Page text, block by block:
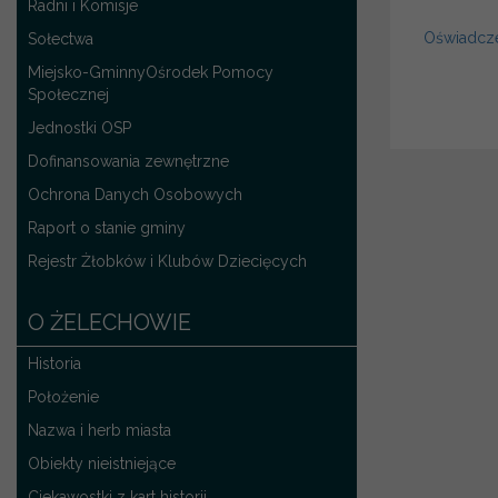
Radni i Komisje
Sołectwa
Miejsko-GminnyOśrodek Pomocy
Społecznej
Jednostki OSP
Dofinansowania zewnętrzne
Ochrona Danych Osobowych
Raport o stanie gminy
Rejestr Żłobków i Klubów Dziecięcych
O ŻELECHOWIE
Historia
Położenie
Nazwa i herb miasta
Obiekty nieistniejące